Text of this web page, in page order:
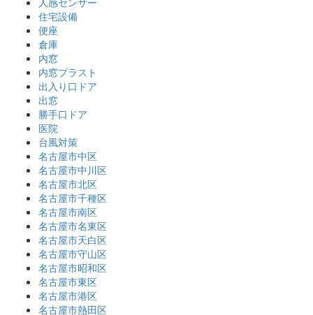
住宅設備
便座
倉庫
内窓
内窓プラスト
出入り口ドア
出窓
勝手口ドア
医院
台風対策
名古屋市中区
名古屋市中川区
名古屋市北区
名古屋市千種区
名古屋市南区
名古屋市名東区
名古屋市天白区
名古屋市守山区
名古屋市昭和区
名古屋市東区
名古屋市港区
名古屋市熱田区